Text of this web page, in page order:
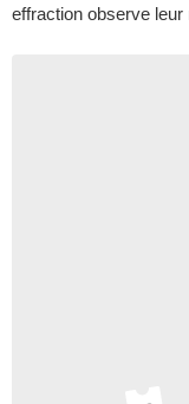
effraction observe leur